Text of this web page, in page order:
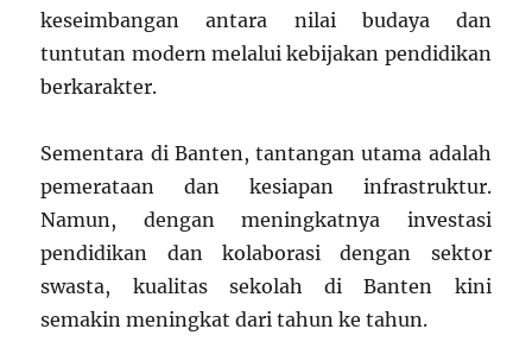
keseimbangan antara nilai budaya dan
tuntutan modern melalui kebijakan pendidikan
berkarakter.
Sementara di Banten, tantangan utama adalah
pemerataan dan kesiapan infrastruktur.
Namun, dengan meningkatnya investasi
pendidikan dan kolaborasi dengan sektor
swasta, kualitas sekolah di Banten kini
semakin meningkat dari tahun ke tahun.